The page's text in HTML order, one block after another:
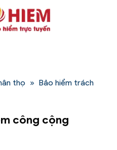
thọ » Bảo hiểm trách
công cộng